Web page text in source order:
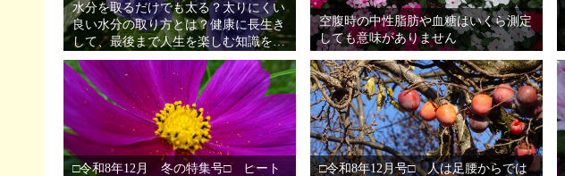
水分を取るだけでも太る？太りにくい
良い水分の取り方とは？健康に長生き
して、最後まで人生を楽しむ知識を身
につけましょう
空腹時の中性脂肪や血糖はいくら測定
しても意味がありません
□令和8年12月 冬の特集号□ ヒート □令和8年12月号□ 人は足腰からでは